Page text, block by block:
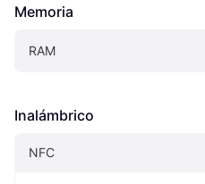
Memoria
RAM
Inalámbrico
NFC